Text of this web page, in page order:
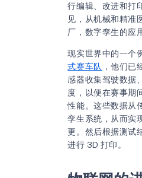
行编辑、改进和打
见，从机械和精准
厂，数字孪生的应
现实世界中的一个
式赛车队 ，他们已
感器收集驾驶数据
度，以便在赛事
性能。这些数据从
孪生系统，从而实
更。然后根据测试
进行 3D 打印。